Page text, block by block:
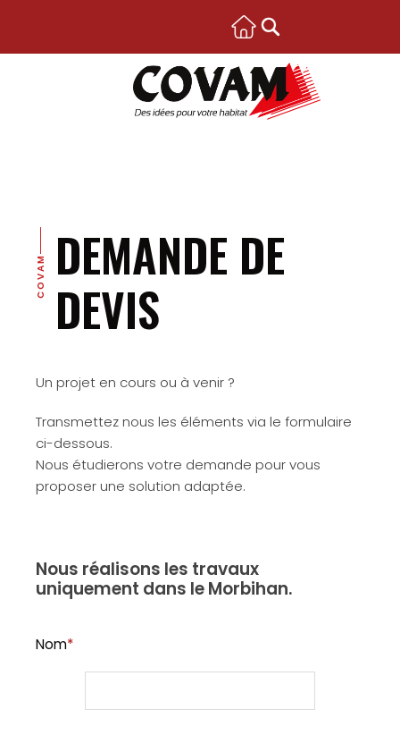
COVAM DEMANDE DE
DEVIS
Un projet en cours ou à venir ?
Transmettez nous les éléments via le formulaire
ci-dessous.
Nous étudierons votre demande pour vous
proposer une solution adaptée.
Nous réalisons les travaux
uniquement dans le Morbihan.
Nom*